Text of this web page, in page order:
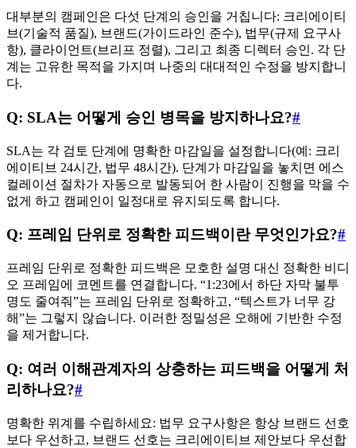
대부분의 캠페인은 다섯 단계의 승인을 거칩니다: 크리에이티
브(기술적 품질), 브랜드(가이드라인 준수), 법무(규제 요구사
항), 클라이언트(브리프 정렬), 그리고 최종 디렉터 승인. 각 단
계는 고유한 목적을 가지며 나중의 대대적인 수정을 방지합니
다.
Q: SLA는 어떻게 승인 병목을 방지하나요?#
SLA는 각 검토 단계에 명확한 마감일을 설정합니다(예: 크리
에이티브 24시간, 법무 48시간). 단계가 마감일을 놓치면 에스
컬레이션 절차가 자동으로 발동되어 한 사람이 진행을 막을 수
없게 하고 캠페인이 일정대로 유지되도록 합니다.
Q: 프레임 단위로 정확한 피드백이란 무엇인가요?#
프레임 단위로 정확한 피드백은 모호한 설명 대신 정확한 비디
오 프레임에 코멘트를 연결합니다. “1:23에서 하단 자막 불투
명도 줄여줘”는 프레임 단위로 정확하고, “텍스트가 너무 강
해”는 그렇지 않습니다. 이러한 정밀성은 오해에 기반한 수정
을 제거합니다.
Q: 여러 이해관계자의 상충하는 피드백을 어떻게 처
리하나요?#
명확한 위계를 수립하세요: 법무 요구사항은 항상 브랜드 선호
보다 우선하고, 브랜드 선호는 크리에이티브 제안보다 우선합